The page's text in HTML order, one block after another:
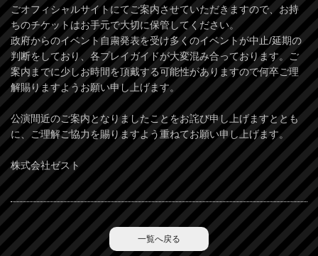
ごオフィシャルサイトにてご案内させていただきますので、お持
ちのチケットはお手元で大切に保管してください。
政府からのイベント自粛発表を受け多くのイベントが中止/延期の
判断をしており、各プレイガイドが大変混み合っております。ご
案内までに少しお時間を頂戴する可能性がありますので何卒ご理
解賜りますようお願い申し上げます。
公演間近のご案内となりましたことをお詫び申し上げますととも
に、ご理解ご協力を賜りますよう重ねてお願い申し上げます。
株式会社ゼスト
一覧へ戻る